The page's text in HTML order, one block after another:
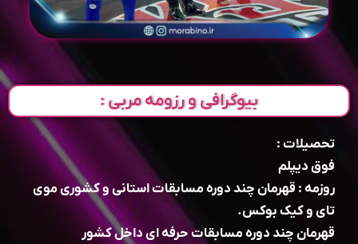
بیوگرافی و رزومه مربی :
تحصیلات :
فوق دیپلم
روزمه : قهرمان چند دوره مسابقات استانی و کشوری موی
تای و کیک بوکس.
قهرمان چند دوره مسابقات حرفه ای داخل کشور